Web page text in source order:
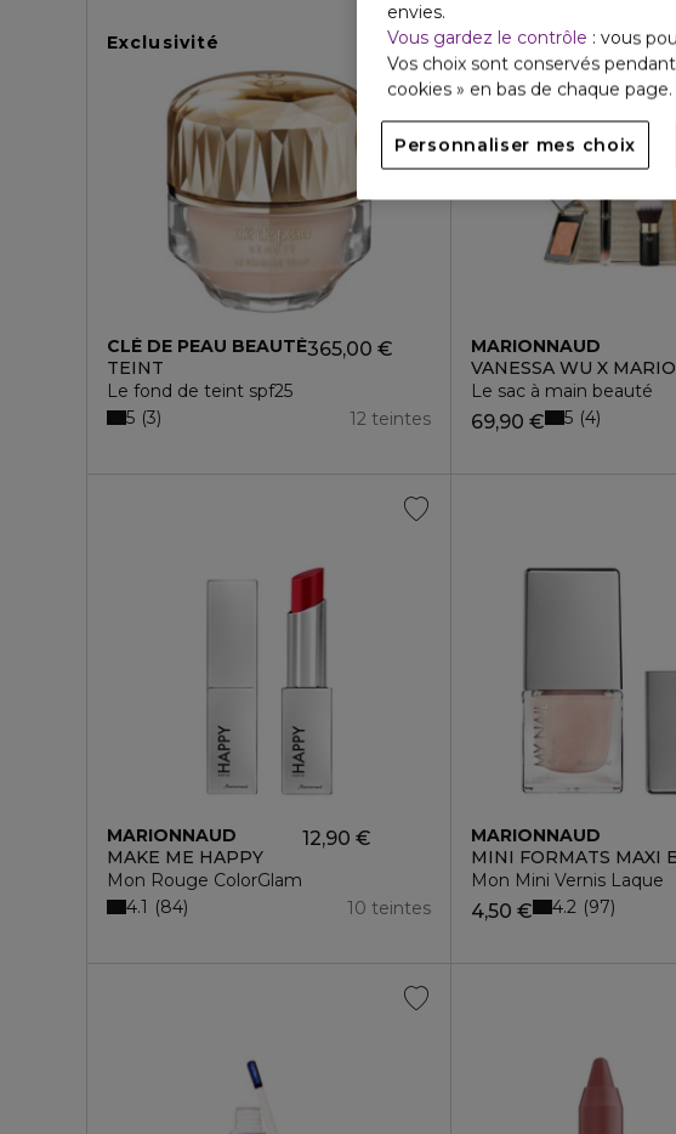
Exclusivité
CLÉ DE PEAU BEAUTÉ
TEINT
Le fond de teint spf25
365,00 €
12 teintes
5 3
Top ventes
MARIONNAUD
VANESSA WU X
Le sac à main beauté
69,90 € 5 4
MARIONNAUD
MAKE ME HAPPY
Mon Rouge ColorGlam
12,90 €
10 teintes
4.1 84
MARIONNAUD
MINI FORMATS MAXI
Mon Mini Vernis Laque
4,50 € 4.2 97
envies.
Vous gardez le contrôle : vous
Vos choix sont conservés
cookies » en bas de chaque page.
Personnaliser mes choix